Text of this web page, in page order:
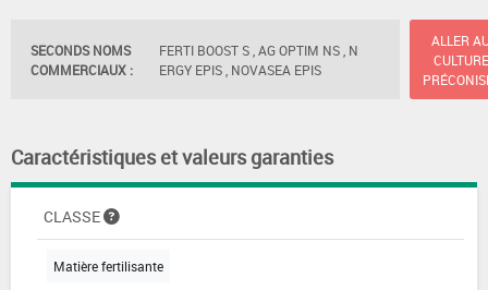
SECONDS NOMS
COMMERCIAUX :
FERTI BOOST S , AG OPTIM NS , N
ERGY EPIS , NOVASEA EPIS
ALLER
Caractéristiques et valeurs garanties
CLASSE
Matière fertilisante